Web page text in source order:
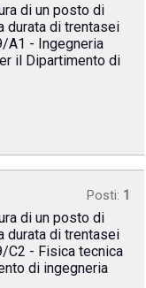
di un posto di
durata di trentasei
A1 - Ingegneria
il Dipartimento di
Posti: 1
di un posto di
durata di trentasei
C2 - Fisica tecnica
di ingegneria